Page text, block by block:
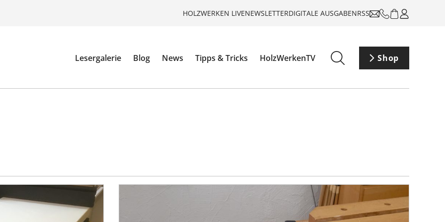
HOLZWERKEN LIVENEWSLETTERDIGITALE AUSGABENRSS
Lesergalerie Blog News Tipps & Tricks HolzWerkenTV Shop